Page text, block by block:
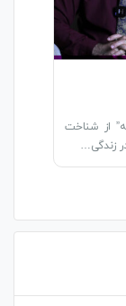
از شناخت
زندگی…